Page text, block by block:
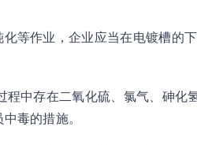
等作业，企业应当在电镀槽的
程中存在二氧化硫、氯气、砷化
毒的措施。